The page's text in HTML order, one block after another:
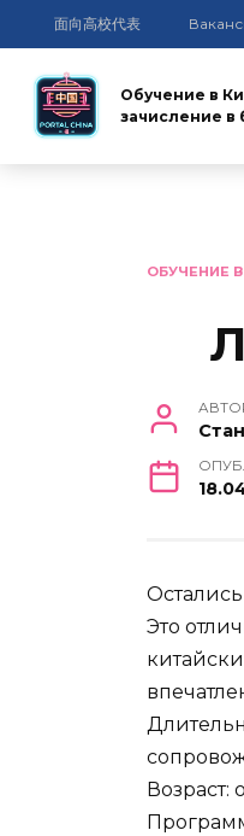
面向高校代表
Обучение в
зачисление в
ОБУЧЕНИЕ
Это
Возраст: